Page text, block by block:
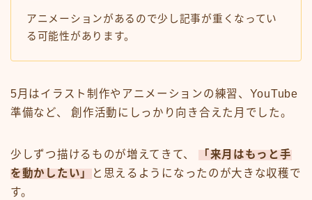
アニメーションがあるので少し記事が重くなってい
る可能性があります。
5月はイラスト制作やアニメーションの練習、YouTube
準備など、 創作活動にしっかり向き合えた月でした。
少しずつ描けるものが増えてきて、
「来月はもっと手
を動かしたい」
と思えるようになったのが大きな収穫で
す。